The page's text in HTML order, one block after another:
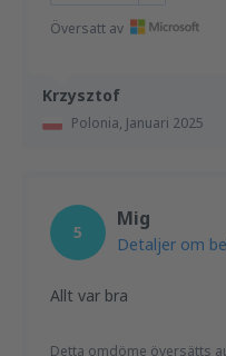
Krzysztof
Polonia, Januari 2025
Översatt av
5
Mig
Detaljer om
Allt var bra
Detta omdöme översätts